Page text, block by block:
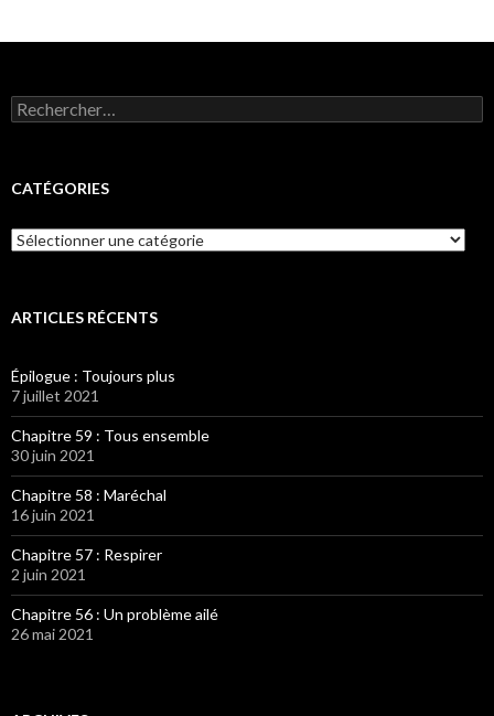
Rechercher :
CATÉGORIES
Catégories
ARTICLES RÉCENTS
Épilogue : Toujours plus
7 juillet 2021
Chapitre 59 : Tous ensemble
30 juin 2021
Chapitre 58 : Maréchal
16 juin 2021
Chapitre 57 : Respirer
2 juin 2021
Chapitre 56 : Un problème ailé
26 mai 2021